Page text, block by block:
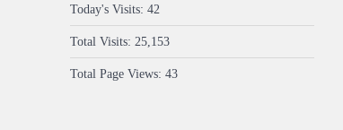
Today's Visits: 42
Total Visits: 25,153
Total Page Views: 43